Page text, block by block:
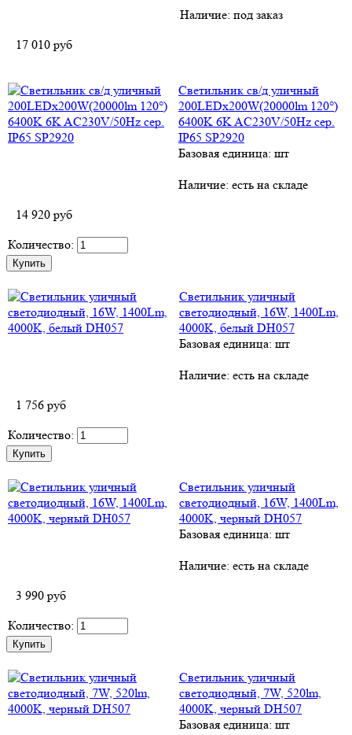
Наличие: под заказ
17 010 руб
Светильник св/д уличный
200LEDx200W(20000lm 120°)
6400K 6K AC230V/50Hz сер.
IP65 SP2920
Базовая единица: шт
Наличие: есть на складе
14 920 руб
Количество:
Светильник уличный
светодиодный, 16W, 1400Lm,
4000K, белый DH057
Базовая единица: шт
Наличие: есть на складе
1 756 руб
Количество:
Светильник уличный
светодиодный, 16W, 1400Lm,
4000K, черный DH057
Базовая единица: шт
Наличие: есть на складе
3 990 руб
Количество:
Светильник уличный
светодиодный, 7W, 520lm,
4000K, черный DH507
Базовая единица: шт